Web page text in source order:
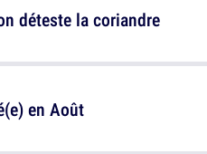
déteste la coriandre
en Août